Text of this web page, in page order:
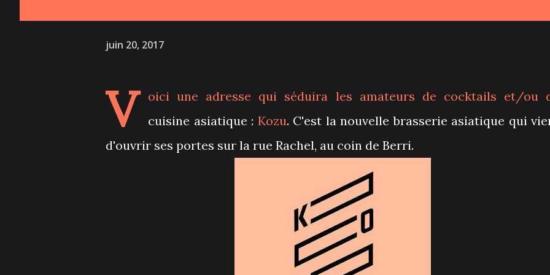
juin 20, 2017
V
oici une adresse qui séduira les amateurs de cocktails et/ou
cuisine asiatique : Kozu. C'est la nouvelle brasserie asiatique qui
d'ouvrir ses portes sur la rue Rachel, au coin de Berri.